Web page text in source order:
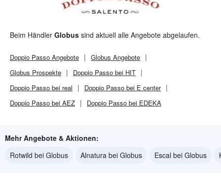
Beim Händler Globus sind aktuell alle Angebote abgelaufen.
Doppio Passo Angebote Globus Angebote
Globus Prospekte
Doppio Passo bei HIT
Doppio Passo bei real
Doppio Passo bei E center
Doppio Passo bei AEZ
Doppio Passo bei EDEKA
Mehr Angebote & Aktionen:
Rotwild bei Globus
Alnatura bei Globus Escal bei Globus